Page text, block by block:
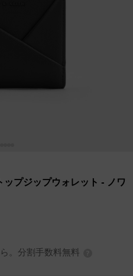
プジップウォレット - ノワ
。分割手数料無料